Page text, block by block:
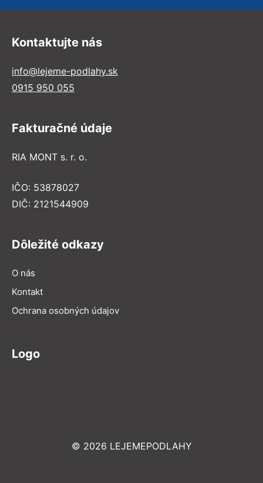
Kontaktujte nás
info@lejeme-podlahy.sk
0915 950 055
Fakturačné údaje
RIA MONT s. r. o.
IČO: 53878027
DIČ: 2121544909
Dôležité odkazy
O nás
Kontakt
Ochrana osobných údajov
Logo
© 2026 LEJEMEPODLAHY